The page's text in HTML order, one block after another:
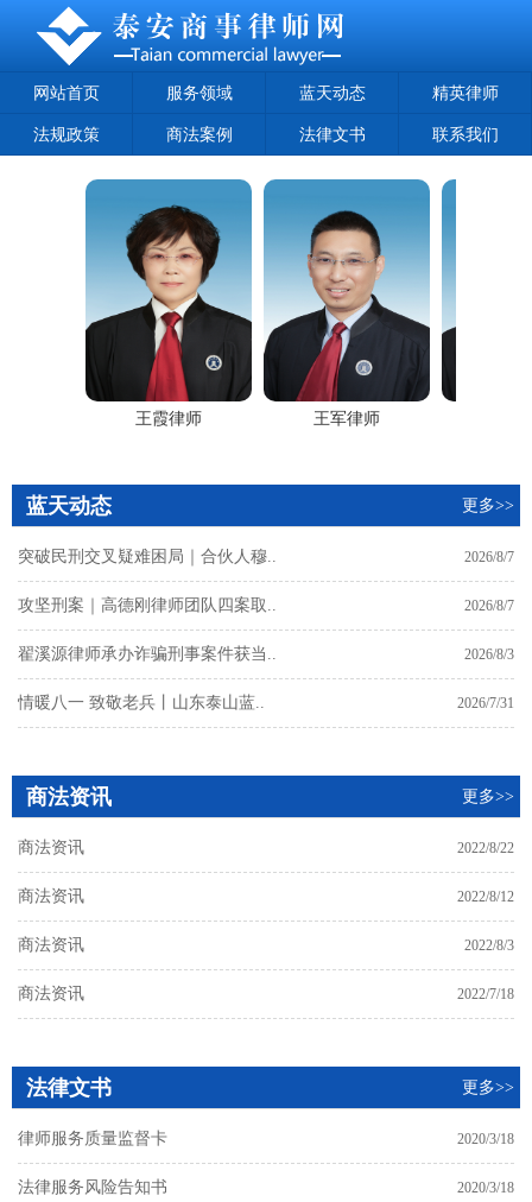
网站首页 服务领域 蓝天动态 精英律师
法规政策 商法案例 法律文书 联系我们
王霞律师 王军律师
蓝天动态 更多>>
突破民刑交叉疑难困局｜合伙人穆.. 2026/8/7
攻坚刑案｜高德刚律师团队四案取.. 2026/8/7
翟溪源律师承办诈骗刑事案件获当.. 2026/8/3
情暖八一 致敬老兵丨山东泰山蓝.. 2026/7/31
商法资讯 更多>>
商法资讯 2022/8/22
商法资讯 2022/8/12
商法资讯 2022/8/3
商法资讯 2022/7/18
法律文书 更多>>
律师服务质量监督卡 2020/3/18
法律服务风险告知书 2020/3/18